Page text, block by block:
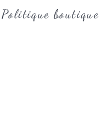
Politique boutique